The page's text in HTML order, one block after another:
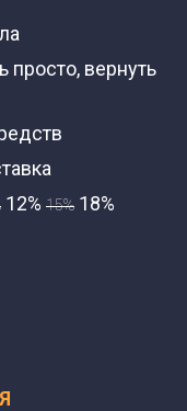
просто, вернуть
12% 15% 18%